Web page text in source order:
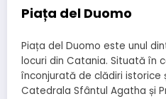
Piața del Duomo
Piața del Duomo este unul
locuri din Catania. Situată în
înconjurată de clădiri istorice
Catedrala Sfântul Agatha și